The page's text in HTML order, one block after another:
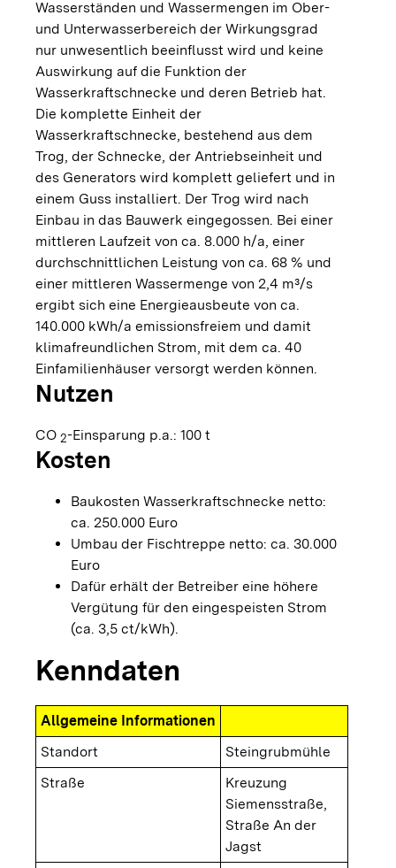
Wasserständen und Wassermengen im Ober-
und Unterwasserbereich der Wirkungsgrad
nur unwesentlich beeinflusst wird und keine
Auswirkung auf die Funktion der
Wasserkraftschnecke und deren Betrieb hat.
Die komplette Einheit der
Wasserkraftschnecke, bestehend aus dem
Trog, der Schnecke, der Antriebseinheit und
des Generators wird komplett geliefert und in
einem Guss installiert. Der Trog wird nach
Einbau in das Bauwerk eingegossen. Bei einer
mittleren Laufzeit von ca. 8.000 h/a, einer
durchschnittlichen Leistung von ca. 68 % und
einer mittleren Wassermenge von 2,4 m³/s
ergibt sich eine Energieausbeute von ca.
140.000 kWh/a emissionsfreiem und damit
klimafreundlichen Strom, mit dem ca. 40
Einfamilienhäuser versorgt werden können.
Nutzen
CO 2-Einsparung p.a.: 100 t
Kosten
Baukosten Wasserkraftschnecke netto:
ca. 250.000 Euro
Umbau der Fischtreppe netto: ca. 30.000
Euro
Dafür erhält der Betreiber eine höhere
Vergütung für den eingespeisten Strom
(ca. 3,5 ct/kWh).
Kenndaten
Allgemeine Informationen
Standort
Steingrubmühle
Straße
Kreuzung
Siemensstraße,
Straße An der
Jagst